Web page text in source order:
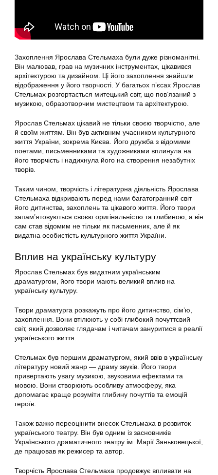
Захоплення Ярослава Стельмаха були дуже різноманітні.
Він малював, грав на музичних інструментах, цікавився
архітектурою та дизайном. Ці його захоплення знайшли
відображення у його творчості. У багатьох п’єсах Ярослав
Стельмах розгортається митецький світ, що пов’язаний з
музикою, образотворчим мистецтвом та архітектурою.
Ярослав Стельмах цікавий не тільки своєю творчістю, але
й своїм життям. Він був активним учасником культурного
життя України, зокрема Києва. Його дружба з відомими
поетами, письменниками та художниками вплинула на
його творчість і надихнула його на створення незабутніх
творів.
Таким чином, творчість і літературна діяльність Ярослава
Стельмаха відкривають перед нами багатогранний світ
його дитинства, захоплень та цікавого життя. Його твори
запам’ятовуються своєю оригінальністю та глибиною, а він
сам став відомим не тільки як письменник, але й як
видатна особистість культурного життя України.
Вплив на українську культуру
Ярослав Стельмах був видатним українським
драматургом, його твори мають великий вплив на
українську культуру.
Твори драматурга розкажуть про його дитинство, сім’ю,
захоплення. Вони втілюють у собі глибокий почуттєвий
світ, який дозволяє глядачам і читачам зануритися в реалії
українського життя.
Стельмах був першим драматургом, який ввів в українську
літературу новий жанр — драму звуків. Його твори
привертають увагу музикою, звуковими ефектами та
мовою. Вони створюють особливу атмосферу, яка
допомагає краще розуміти глибину почуттів та емоцій
героїв.
Також важко переоцінити внесок Стельмаха в розвиток
українського театру. Він був одним із засновників
Українського драматичного театру ім. Марії Заньковецької,
де працював як режисер та автор.
Творчість Ярослава Стельмаха продовжує впливати на